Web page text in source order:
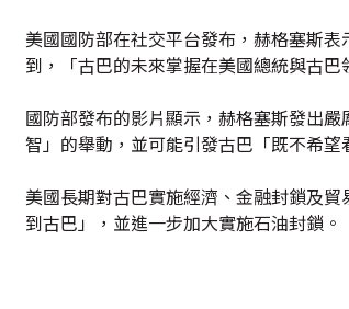
美國國防部在社交平台發布，赫格塞斯
到，「古巴的未來掌握在美國總統與古巴
國防部發布的影片顯示，赫格塞斯發出
智」的舉動，並可能引發古巴「既不希望
美國長期對古巴實施經濟、金融封鎖及
到古巴」，並進一步加大實施石油封鎖。